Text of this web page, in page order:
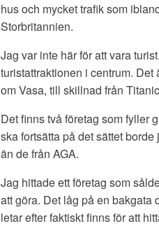
hus och mycket trafik som
Storbritannien.
Jag var inte här för att vara
turistattraktionen i centrum.
om Vasa, till skillnad från
Det finns två företag som fyller
ska fortsätta på det sättet
än de från AGA.
Jag hittade ett företag som
att göra. Det låg på en bakgata
letar efter faktiskt finns för att